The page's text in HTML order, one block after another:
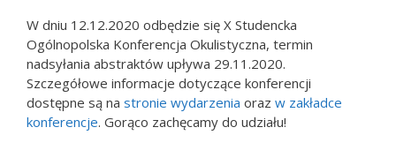
W dniu 12.12.2020 odbędzie się X Studencka
Ogólnopolska Konferencja Okulistyczna, termin
nadsyłania abstraktów upływa 29.11.2020.
Szczegółowe informacje dotyczące konferencji
dostępne są na stronie wydarzenia oraz w zakładce
konferencje. Gorąco zachęcamy do udziału!